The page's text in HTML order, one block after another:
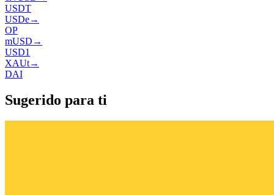
USDT
USDe→
OP
mUSD →
USD1
XAUt→
DAI
Sugerido para ti